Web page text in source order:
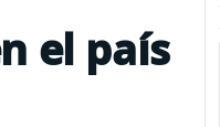
el país